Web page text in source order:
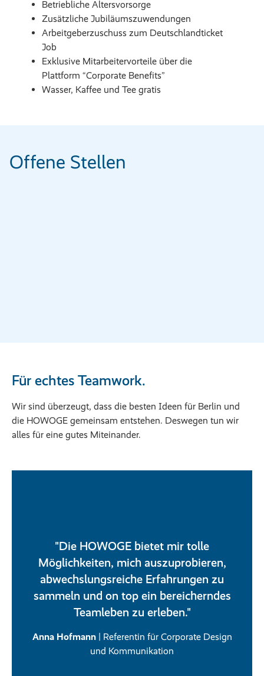
Betriebliche Altersvorsorge
Zusätzliche Jubiläumszuwendungen
Arbeitgeberzuschuss zum Deutschlandticket
Job
Exklusive Mitarbeitervorteile über die
Plattform “Corporate Benefits”
Wasser, Kaffee und Tee gratis
Offene Stellen
Für echtes Teamwork.
Wir sind überzeugt, dass die besten Ideen für Berlin und
die HOWOGE gemeinsam entstehen. Deswegen tun wir
alles für eine gutes Miteinander.
"Die HOWOGE bietet mir tolle
Möglichkeiten, mich auszuprobieren,
abwechslungsreiche Erfahrungen zu
sammeln und on top ein bereicherndes
Teamleben zu erleben."
Anna Hofmann| Referentin für Corporate Design
und Kommunikation